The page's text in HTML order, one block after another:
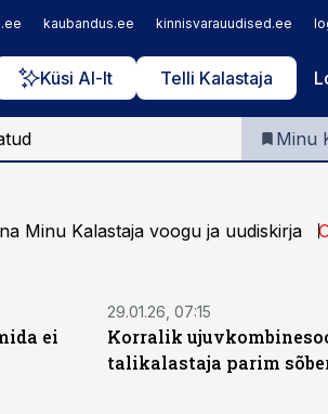
kaubandus.ee kinnisvarauudised.ee
Küsi AI-lt Telli Kalastaja
Iseteenindus
Telli Kalastaja
Minu
Minu Kalastaja voogu ja uudiskirja
ei
29.01.26, 07:15
Korralik
talikalastaja parim